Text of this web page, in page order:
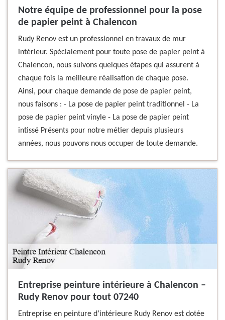
Notre équipe de professionnel pour la pose
de papier peint à Chalencon
Rudy Renov est un professionnel en travaux de mur
intérieur. Spécialement pour toute pose de papier peint à
Chalencon, nous suivons quelques étapes qui assurent à
chaque fois la meilleure réalisation de chaque pose.
Ainsi, pour chaque demande de pose de papier peint,
nous faisons : - La pose de papier peint traditionnel - La
pose de papier peint vinyle - La pose de papier peint
intissé Présents pour notre métier depuis plusieurs
années, nous pouvons nous occuper de toute demande.
Entreprise peinture intérieure à Chalencon –
Rudy Renov pour tout 07240
Entreprise en peinture d’intérieure Rudy Renov est dotée